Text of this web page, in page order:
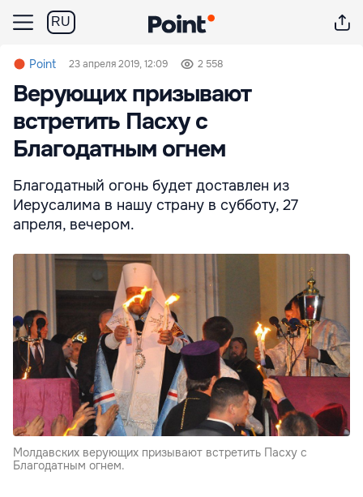
RU
Point 23 апреля 2019, 12:09 2 558
Верующих призывают
встретить Пасху с
Благодатным огнем
Благодатный огонь будет доставлен из
Иерусалима в нашу страну в субботу, 27
апреля, вечером.
Молдавских верующих призывают встретить Пасху с
Благодатным огнем.